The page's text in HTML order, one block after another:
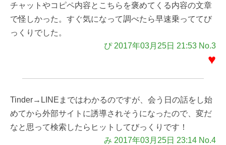
チャットやコピペ内容とこちらを褒めてくる内容の文章
で怪しかった。すぐ気になって調べたら早速乗っててび
っくりでした。
ぴ 2017年03月25日 21:53 No.3
♥
Tinder→LINEまではわかるのですが、会う日の話をし始
めてから外部サイトに誘導されそうになったので、変だ
なと思って検索したらヒットしてびっくりです！
み 2017年03月25日 23:14 No.4